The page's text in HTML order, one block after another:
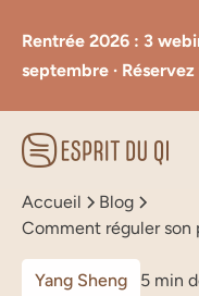
Rentrée 2026 : 3
septembre ·
Accueil
Blog
Comment réguler son
Yang Sheng 5 min